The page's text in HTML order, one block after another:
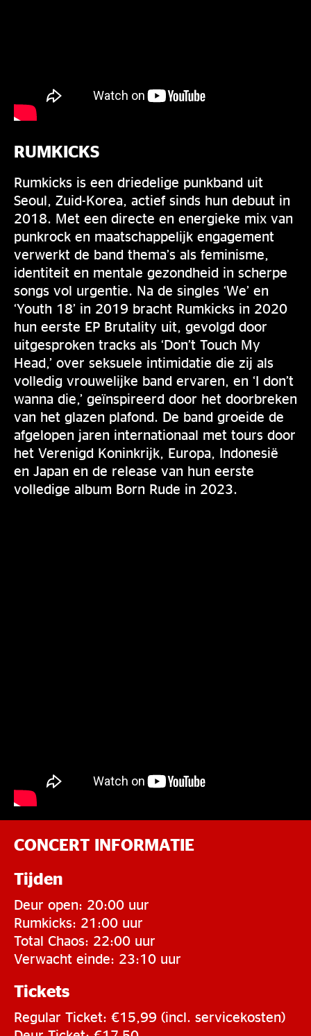
RUMKICKS
Rumkicks is een driedelige punkband uit
Seoul, Zuid-Korea, actief sinds hun debuut in
2018. Met een directe en energieke mix van
punkrock en maatschappelijk engagement
verwerkt de band thema’s als feminisme,
identiteit en mentale gezondheid in scherpe
songs vol urgentie. Na de singles ‘We’ en
‘Youth 18’ in 2019 bracht Rumkicks in 2020
hun eerste EP Brutality uit, gevolgd door
uitgesproken tracks als ‘Don’t Touch My
Head,’ over seksuele intimidatie die zij als
volledig vrouwelijke band ervaren, en ‘I don’t
wanna die,’ geïnspireerd door het doorbreken
van het glazen plafond. De band groeide de
afgelopen jaren internationaal met tours door
het Verenigd Koninkrijk, Europa, Indonesië
en Japan en de release van hun eerste
volledige album Born Rude in 2023.
CONCERT INFORMATIE
Tijden
Deur open: 20:00 uur
Rumkicks: 21:00 uur
Total Chaos: 22:00 uur
Verwacht einde: 23:10 uur
Tickets
Regular Ticket: €15,99 (incl. servicekosten)